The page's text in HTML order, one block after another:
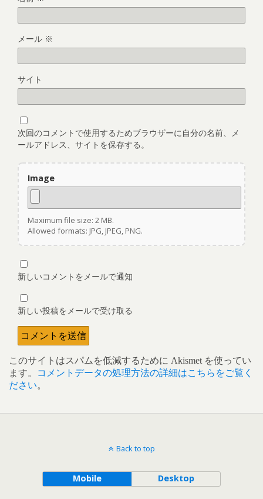
メール ※
サイト
次回のコメントで使用するためブラウザーに自分の名前、メ
ールアドレス、サイトを保存する。
Image
Maximum file size: 2 MB.
Allowed formats: JPG, JPEG, PNG.
新しいコメントをメールで通知
新しい投稿をメールで受け取る
このサイトはスパムを低減するために Akismet を使ってい
ます。
コメントデータの処理方法の詳細はこちらをご覧く
ださい。
Back to top
Mobile Desktop